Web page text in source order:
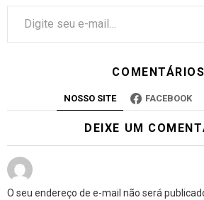
COMENTÁRIOS
NOSSO SITE FACEBOOK
DEIXE UM
O seu endereço de e-mail não será